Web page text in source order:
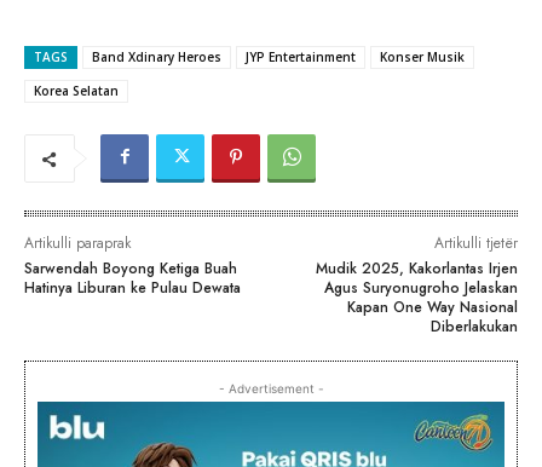
TAGS Band Xdinary Heroes JYP Entertainment
Konser Musik
Korea Selatan
Artikulli paraprak
Sarwendah Boyong Ketiga Buah
Hatinya Liburan ke Pulau Dewata
Artikulli tjetër
Mudik 2025, Kakorlantas Irjen
Agus Suryonugroho Jelaskan
Kapan One Way Nasional
Diberlakukan
- Advertisement -